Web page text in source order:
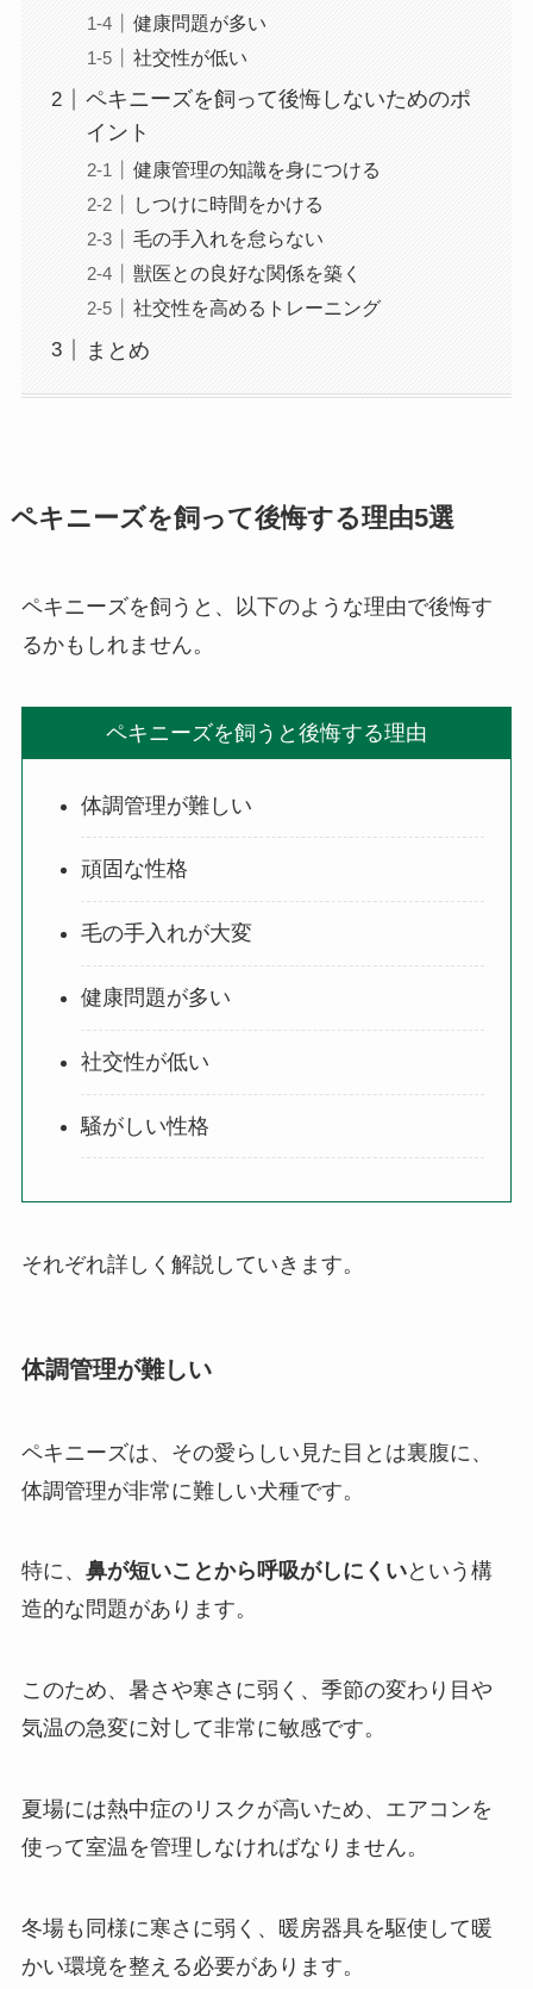
健康問題が多い
社交性が低い
ペキニーズを飼って後悔しないためのポ
イント
健康管理の知識を身につける
しつけに時間をかける
毛の手入れを怠らない
獣医との良好な関係を築く
社交性を高めるトレーニング
まとめ
ペキニーズを飼って後悔する理由5選
ペキニーズを飼うと、以下のような理由で後悔す
るかもしれません。
ペキニーズを飼うと後悔する理由
体調管理が難しい
頑固な性格
毛の手入れが大変
健康問題が多い
社交性が低い
騒がしい性格
それぞれ詳しく解説していきます。
体調管理が難しい
ペキニーズは、その愛らしい見た目とは裏腹に、
体調管理が非常に難しい犬種です。
特に、 鼻が短いことから呼吸がしにくいという構
造的な問題があります。
このため、暑さや寒さに弱く、季節の変わり目や
気温の急変に対して非常に敏感です。
夏場には熱中症のリスクが高いため、エアコンを
使って室温を管理しなければなりません。
冬場も同様に寒さに弱く、暖房器具を駆使して暖
かい環境を整える必要があります。